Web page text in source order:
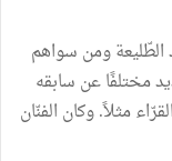
الطّليعةومن سواهم
مختلفًاعن سابقه
القرّاءمثلاً.وكان الفنّان